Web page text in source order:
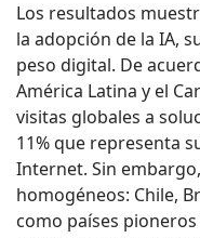
Los resultados
la adopción de la IA,
peso digital. De
América Latina y el
visitas globales a
11% que representa
Internet. Sin
homogéneos: Chile,
como países